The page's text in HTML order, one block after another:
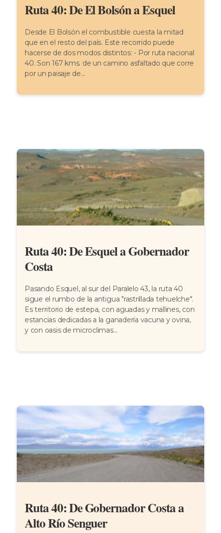
Ruta 40: De El Bolsón a Esquel
Desde El Bolsón el combustible cuesta la mitad
que en el resto del país. Este recorrido puede
hacerse de dos modos distintos: - Por ruta nacional
40. Son 167 kms. de un camino asfaltado que corre
por un paisaje de...
Ruta 40: De Esquel a Gobernador
Costa
Pasando Esquel, al sur del Paralelo 43, la ruta 40
sigue el rumbo de la antigua "rastrillada tehuelche".
Es territorio de estepa, con aguadas y mallines, con
estancias dedicadas a la ganadería vacuna y ovina,
y con oasis de microclimas...
Ruta 40: De Gobernador Costa a
Alto Río Senguer